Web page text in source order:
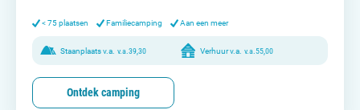
< 75 plaatsen Familiecamping Aan een meer
Staanplaats v.a. v.a. 39,30 Verhuur v.a. v.a. 55,00
Ontdek camping